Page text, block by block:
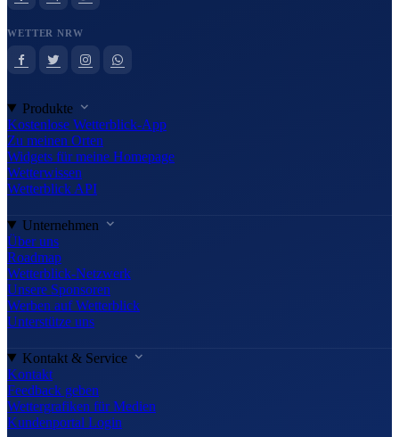
WETTER NRW
Produkte
Kostenlose Wetterblick-App
Zu meinen Orten
Widgets für meine Homepage
Wetterwissen
Wetterblick API
Unternehmen
Über uns
Roadmap
Wetterblick-Netzwerk
Unsere Sponsoren
Werben auf Wetterblick
Unterstütze uns
Kontakt & Service
Kontakt
Feedback geben
Wettergrafiken für Medien
Kundenportal Login